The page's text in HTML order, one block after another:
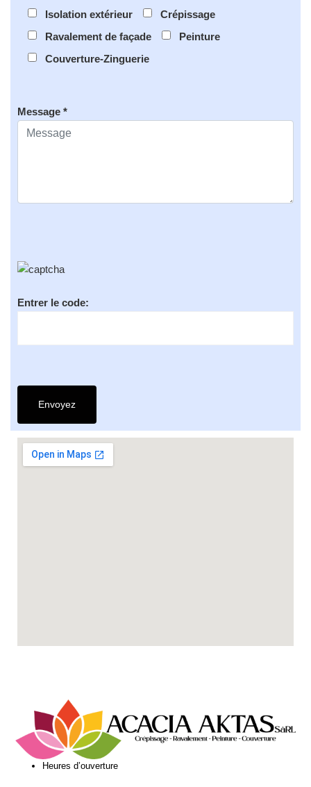
Isolation extérieur
Crépissage
Ravalement de façade
Peinture
Couverture-Zinguerie
Message *
Entrer le code:
Heures d’ouverture​